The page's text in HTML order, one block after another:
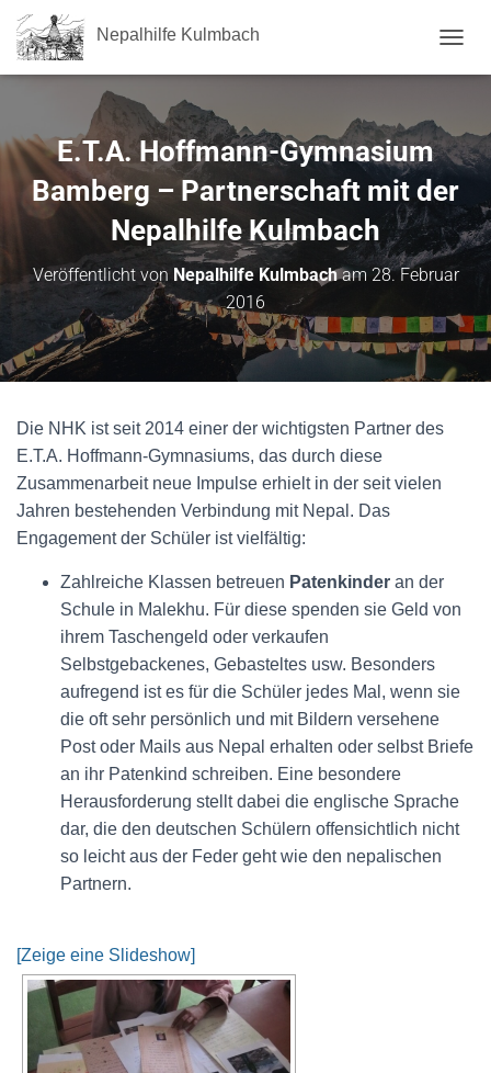
Nepalhilfe Kulmbach
E.T.A. Hoffmann-Gymnasium
Bamberg – Partnerschaft mit der
Nepalhilfe Kulmbach
Veröffentlicht von Nepalhilfe Kulmbacham 28. Februar
2016
Die NHK ist seit 2014 einer der wichtigsten Partner des
E.T.A. Hoffmann-Gymnasiums, das durch diese
Zusammenarbeit neue Impulse erhielt in der seit vielen
Jahren bestehenden Verbindung mit Nepal. Das
Engagement der Schüler ist vielfältig:
Zahlreiche Klassen betreuen Patenkinder an der
Schule in Malekhu. Für diese spenden sie Geld von
ihrem Taschengeld oder verkaufen
Selbstgebackenes, Gebasteltes usw. Besonders
aufregend ist es für die Schüler jedes Mal, wenn sie
die oft sehr persönlich und mit Bildern versehene
Post oder Mails aus Nepal erhalten oder selbst Briefe
an ihr Patenkind schreiben. Eine besondere
Herausforderung stellt dabei die englische Sprache
dar, die den deutschen Schülern offensichtlich nicht
so leicht aus der Feder geht wie den nepalischen
Partnern.
[Zeige eine Slideshow]